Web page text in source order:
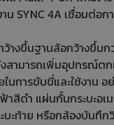
น SYNC 4A เชื่อมต่อก
างขึ้นฐานล้อกว้างขึ้นก
สามารถเพิ่มอุปกรณ์ต
นการขับขี่และใช้งาน อ
าสีดำ แผ่นกั้นกระบะอเ
บะท้าย หรือกล้องบันทึก